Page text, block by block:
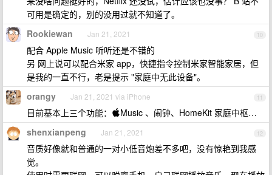
可用是确定的，别的没用过就不知道了。
10
Rookiewan Jan 21, 2021
配合 Apple Music 听听还是不错的
另 网上说可以配合米家 app，快捷指令控制米家智能家居，但
是我的一直不行，老是提示 "家庭中无此设备"。
11
orangy Jan 21, 2021 via iPhone
目前基本上三个功能：Music 、闹钟、HomeKit 家庭中枢…
12
shenxianpeng Jan 21, 2021
音质好像就和普通的一对小低音炮差不多吧，没有惊艳到我感
觉。